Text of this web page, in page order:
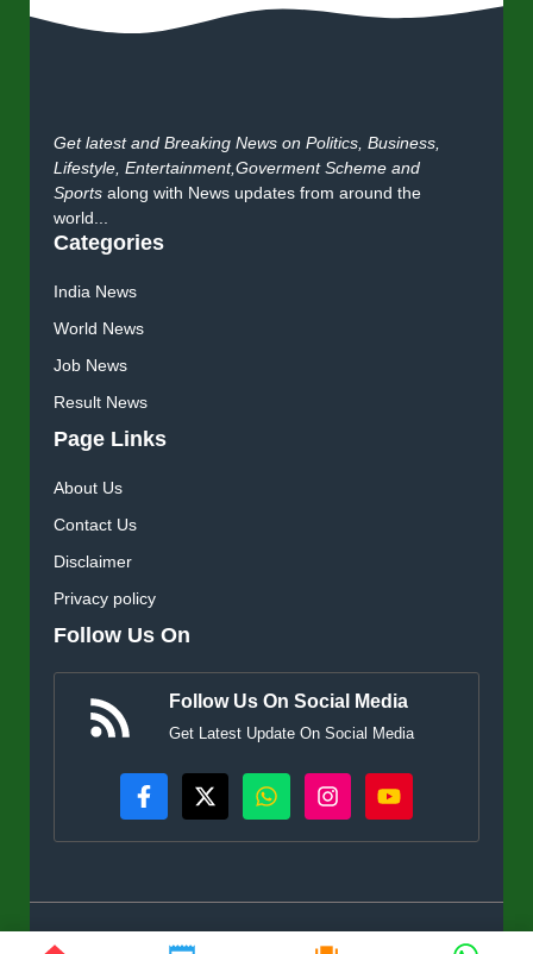
Get latest and Breaking News on Politics, Business,
Lifestyle, Entertainment,Goverment Scheme and
Sports along with News updates from around the
world...
Categories
India News
World News
Job News
Result News
Page Links
About Us
Contact Us
Disclaimer
Privacy policy
Follow Us On
Follow Us On Social Media
Get Latest Update On Social Media